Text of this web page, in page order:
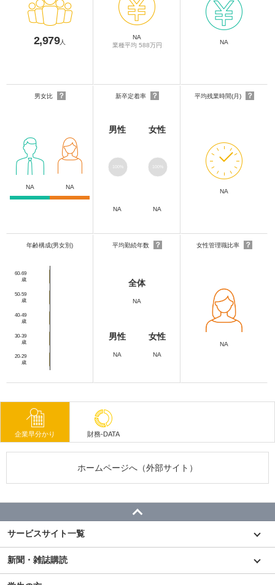
2,979人
NA
業種平均 588万円
NA
男女比 ？
NA NA
新卒定着率 ？
男性
NA
女性
NA
平均残業時間(月) ？
NA
年齢構成(男女別)
60-69
歳
50-59
歳
40-49
歳
30-39
歳
20-29
歳
平均勤続年数 ？
全体
NA
男性
NA
女性
NA
女性管理職比率 ？
NA
企業早分かり 財務-DATA
ホームページへ（外部サイト）
サービスサイト一覧
新聞・雑誌購読